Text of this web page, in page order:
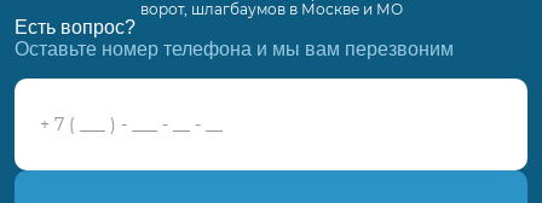
ворот, шлагбаумов в Москве и МО
Есть вопрос?
Оставьте номер телефона и мы вам перезвоним